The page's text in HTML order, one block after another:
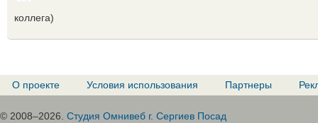
коллега)
О проекте Условия использования Партнеры
© 2008–2026. Студия Омнивеб г. Сергиев Посад